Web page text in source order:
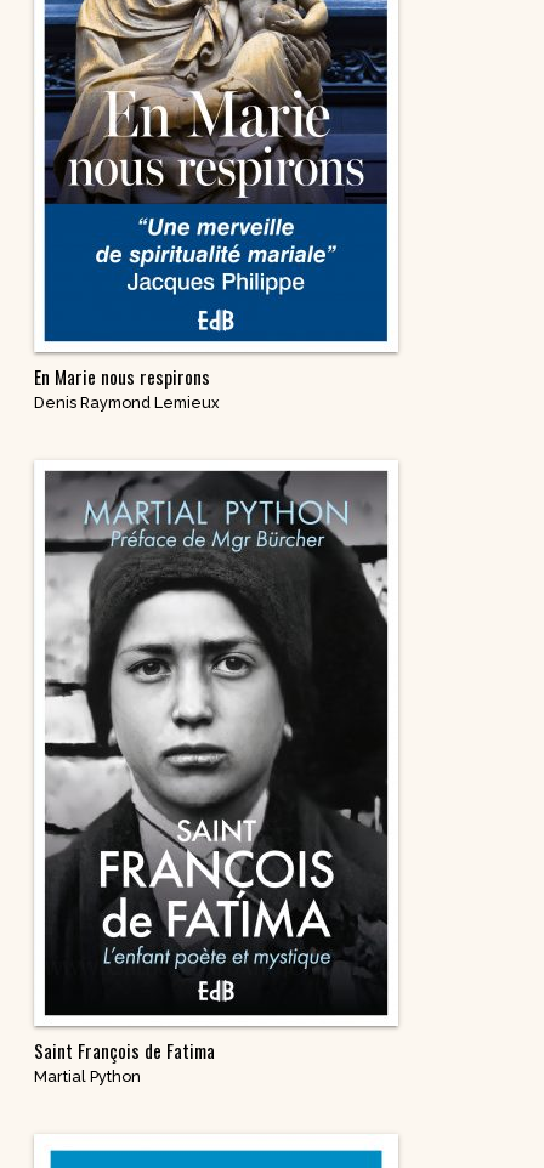
En Marie nous respirons
Denis Raymond Lemieux
Saint François de Fatima
Martial Python